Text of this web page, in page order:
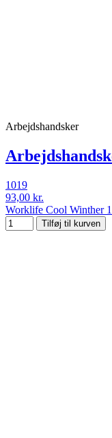
Arbejdshandsker
1019
93,00 kr.
Worklife Cool Winther
Tilføj til kurven